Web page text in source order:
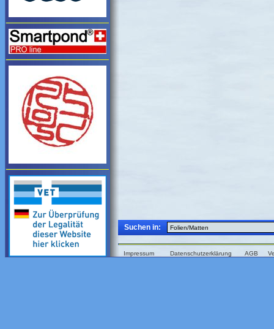
Suchen in:
Impressum Datenschutzerklärung AGB